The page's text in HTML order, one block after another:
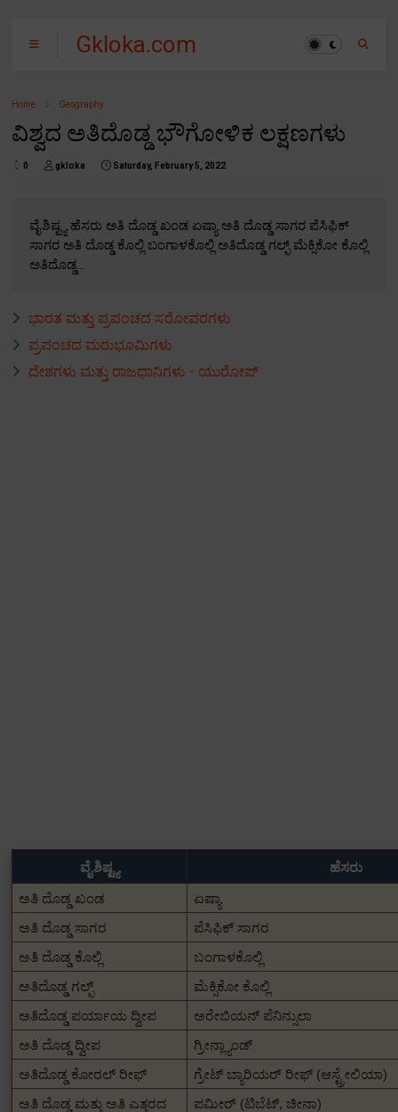
Gkloka.com
Home Geography
ವಿಶ್ವದ ಅತಿದೊಡ್ಡ ಭೌಗೋಳಿಕ ಲಕ್ಷಣಗಳು
0 gkloka Saturday, February 5, 2022
ವೈಶಿಷ್ಟ್ಯ ಹೆಸರು ಅತಿ ದೊಡ್ಡ ಖಂಡ ಏಷ್ಯಾ ಅತಿ ದೊಡ್ಡ ಸಾಗರ ಪೆಸಿಫಿಕ್
ಸಾಗರ ಅತಿ ದೊಡ್ಡ ಕೊಲ್ಲಿ ಬಂಗಾಳಕೊಲ್ಲಿ ಅತಿದೊಡ್ಡ ಗಲ್ಫ್ ಮೆಕ್ಸಿಕೋ ಕೊಲ್ಲಿ
ಅತಿದೊಡ್ಡ...
ಭಾರತ ಮತ್ತು ಪ್ರಪಂಚದ ಸರೋವರಗಳು
ಪ್ರಪಂಚದ ಮರುಭೂಮಿಗಳು
ದೇಶಗಳು ಮತ್ತು ರಾಜಧಾನಿಗಳು - ಯುರೋಪ್
ವೈಶಿಷ್ಟ್ಯ ಹೆಸರು
ಅತಿ ದೊಡ್ಡ ಖಂಡ
ಏಷ್ಯಾ
ಅತಿ ದೊಡ್ಡ ಸಾಗರ
ಪೆಸಿಫಿಕ್ ಸಾಗರ
ಅತಿ ದೊಡ್ಡ ಕೊಲ್ಲಿ
ಬಂಗಾಳಕೊಲ್ಲಿ
ಅತಿದೊಡ್ಡ ಗಲ್ಫ್
ಮೆಕ್ಸಿಕೋ ಕೊಲ್ಲಿ
ಅತಿದೊಡ್ಡ ಪರ್ಯಾಯ ದ್ವೀಪ
ಅರೇಬಿಯನ್ ಪೆನಿನ್ಸುಲಾ
ಅತಿ ದೊಡ್ಡ ದ್ವೀಪ
ಗ್ರೀನ್ಲ್ಯಾಂಡ್
ಅತಿದೊಡ್ಡ ಕೋರಲ್ ರೀಫ್
ಗ್ರೇಟ್ ಬ್ಯಾರಿಯರ್ ರೀಫ್ (ಆಸ್ಟ್ರೇಲಿಯಾ)
ಅತಿ ದೊಡ್ಡ ಮತ್ತು ಅತಿ ಎತ್ತರದ
ಪಮೀರ್ (ಟಿಬೆಟ್, ಚೀನಾ)